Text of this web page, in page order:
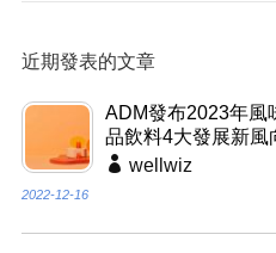
近期發表的文章
ADM發布2023年風
品飲料4大發展新風
wellwiz
2022-12-16